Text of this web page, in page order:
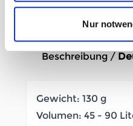
Nur
In den
Beschreibung /
Gewicht: 130 g
Volumen: 45 - 90